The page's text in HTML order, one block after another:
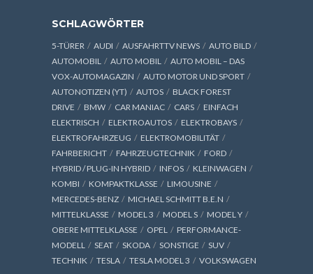
SCHLAGWÖRTER
5-TÜRER AUDI AUSFAHRTTV NEWS
AUTO BILD
AUTOMOBIL
AUTO MOBIL
AUTO MOBIL – DAS
VOX-AUTOMAGAZIN
AUTO MOTOR UND SPORT
AUTONOTIZEN (YT)
AUTOS
BLACK FOREST
DRIVE
BMW CAR MANIAC CARS
EINFACH
ELEKTRISCH
ELEKTROAUTOS
ELEKTROBAYS
ELEKTROFAHRZEUG
ELEKTROMOBILITÄT
FAHRBERICHT
FAHRZEUGTECHNIK
FORD
HYBRID / PLUG-IN HYBRID
INFOS
KLEINWAGEN
KOMBI
KOMPAKTKLASSE
LIMOUSINE
MERCEDES-BENZ
MICHAEL SCHMITT B.E.N
MITTELKLASSE
MODEL 3 MODEL S
MODEL Y
OBERE MITTELKLASSE
OPEL
PERFORMANCE-
MODELL
SEAT SKODA SONSTIGE
SUV
TECHNIK
TESLA TESLA MODEL 3 VOLKSWAGEN